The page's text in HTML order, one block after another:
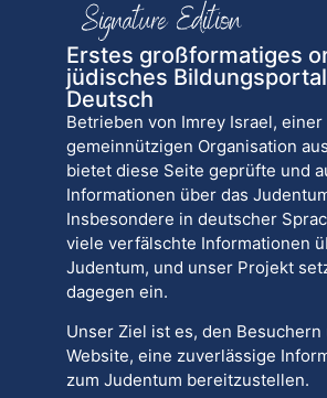
Erstes großformatiges
jüdisches
Deutsch
Betrieben von Imrey Israel, einer
gemeinnützigen Organisation
bietet diese Seite geprüfte und
Informationen über das
Insbesondere in deutscher
viele verfälschte Informationen
Judentum, und unser Projekt
dagegen ein.
Unser Ziel ist es, den
Website, eine zuverlässige
zum Judentum bereitzustellen.